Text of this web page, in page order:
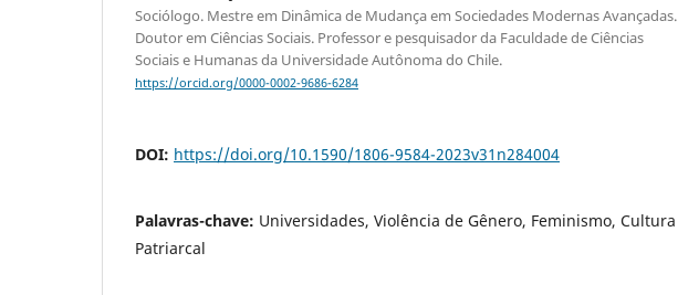
Sociólogo. Mestre em Dinâmica de Mudança em Sociedades Modernas Avançadas.
Doutor em Ciências Sociais. Professor e pesquisador da Faculdade de Ciências
Sociais e Humanas da Universidade Autônoma do Chile.
https://orcid.org/0000-0002-9686-6284
DOI: https://doi.org/10.1590/1806-9584-2023v31n284004
Palavras-chave: Universidades, Violência de Gênero, Feminismo, Cultura
Patriarcal